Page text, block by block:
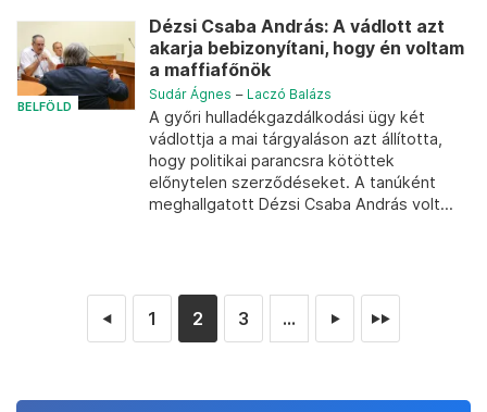
BELFÖLD
Dézsi Csaba András: A vádlott azt
akarja bebizonyítani, hogy én voltam
a maffiafőnök
Sudár Ágnes – Laczó Balázs
A győri hulladékgazdálkodási ügy két
vádlottja a mai tárgyaláson azt állította,
hogy politikai parancsra kötöttek
előnytelen szerződéseket. A tanúként
meghallgatott Dézsi Csaba András volt...
◄ 1 2 3 ... ► ►►